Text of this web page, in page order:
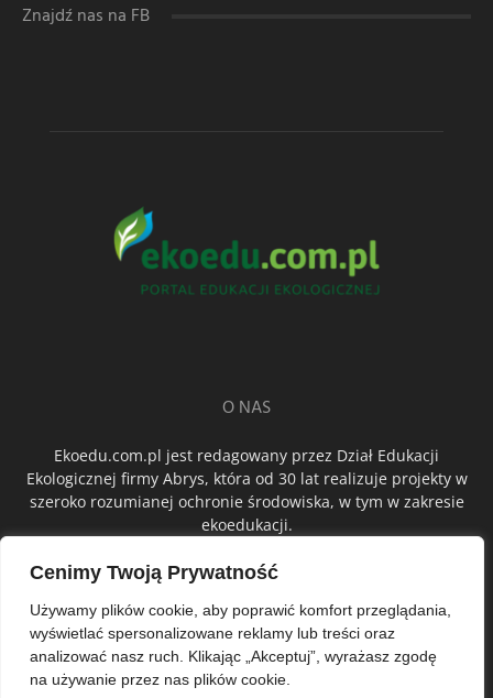
Cenimy Twoją Prywatność
Używamy plików cookie, aby poprawić komfort przeglądania,
wyświetlać spersonalizowane reklamy lub treści oraz
analizować nasz ruch. Klikając „Akceptuj”, wyrażasz zgodę
na używanie przez nas plików cookie.
Znajdź nas na FB
O NAS
Ekoedu.com.pl jest redagowany przez Dział Edukacji
Ekologicznej firmy Abrys, która od 30 lat realizuje projekty w
szeroko rozumianej ochronie środowiska, w tym w zakresie
ekoedukacji.
ŚLEDŹ NAS